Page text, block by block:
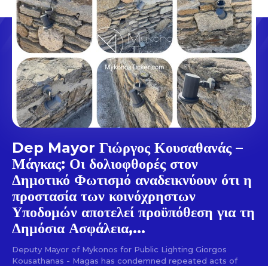
Dep Mayor Γιώργος Κουσαθανάς –
Μάγκας: Οι δολιοφθορές στον
Δημοτικό Φωτισμό αναδεικνύουν ότι η
προστασία των κοινόχρηστων
Υποδομών αποτελεί προϋπόθεση για τη
Δημόσια Ασφάλεια,...
Deputy Mayor of Mykonos for Public Lighting Giorgos
Kousathanas - Magas has condemned repeated acts of